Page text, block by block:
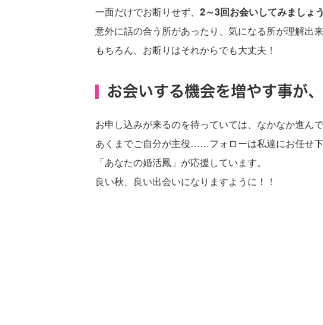
一面だけでお断りせず、 2～3回お会いしてみましょう
意外に話の合う所があったり、気になる所が理解出来
もちろん、お断りはそれからでも大丈夫！
お会いする機会を増やす事が
お申し込みが来るのを待っていては、なかなか進んで
あくまでご自分が主役……フォローは私達にお任せ下
「あなたの婚活鳳」が応援しています。
良い秋、良い出会いになりますように！！